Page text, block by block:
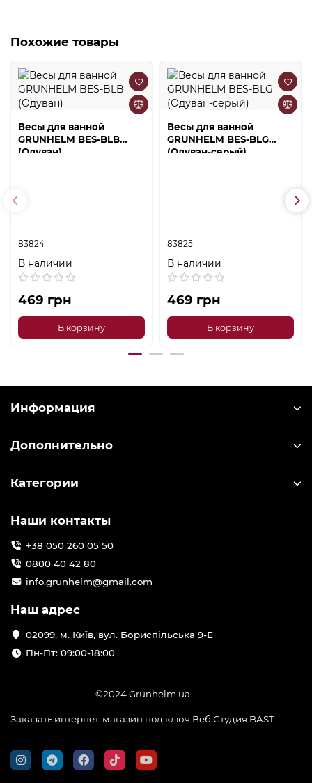
Похожие товары
Весы для ванной
GRUNHELM BES-BLB
(Одуван)
83824
В наличии
469 грн
В корзину
Весы для ванной
GRUNHELM BES-BLG
(Одуван-серый)
83825
В наличии
469 грн
В корзину
Информация
Дополнительно
Категории
Наши контакты
+38 050 260 05 50
0800 40 42 80
info.grunhelm@gmail.com
Наш адрес
02099, м. Київ, вул. Бориспільська 9-Е
Пн-Пт: 09:00-18:00
©2024 Grunhelm.ua
Заказать интернет-магазин под ключ Веб Студия BAST